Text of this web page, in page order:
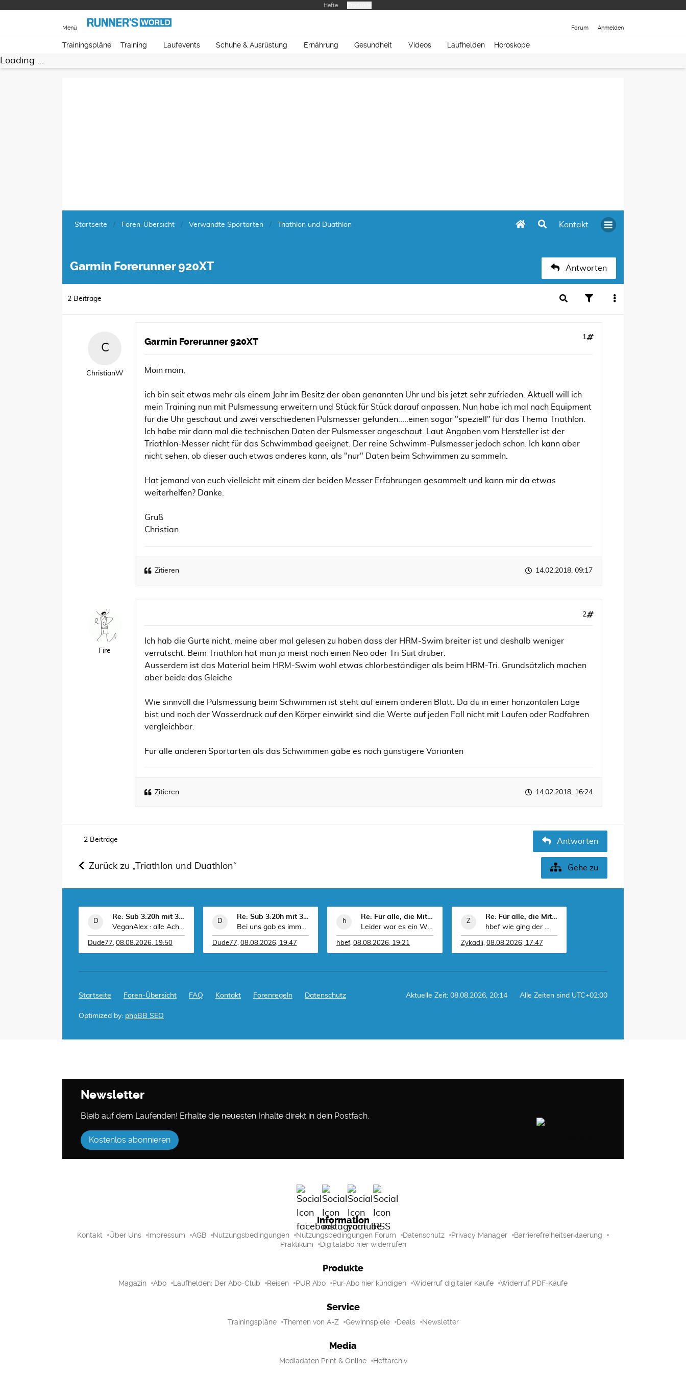
Hefte
Forum Anmelden
Menü
Trainingspläne Training Laufevents Schuhe & Ausrüstung Ernährung Gesundheit Videos Laufhelden Horoskope
Loading ...
Kontakt
Startseite Foren-Übersicht Verwandte Sportarten Triathlon und Duathlon
Garmin Forerunner 920XT Antworten
2 Beiträge
ChristianW
Garmin Forerunner 920XT 1
Moin moin,
ich bin seit etwas mehr als einem Jahr im Besitz der oben genannten Uhr und bis jetzt sehr zufrieden. Aktuell will ich
mein Training nun mit Pulsmessung erweitern und Stück für Stück darauf anpassen. Nun habe ich mal nach Equipment
für die Uhr geschaut und zwei verschiedenen Pulsmesser gefunden.....einen sogar "speziell" für das Thema Triathlon.
Ich habe mir dann mal die technischen Daten der Pulsmesser angeschaut. Laut Angaben vom Hersteller ist der
Triathlon-Messer nicht für das Schwimmbad geeignet. Der reine Schwimm-Pulsmesser jedoch schon. Ich kann aber
nicht sehen, ob dieser auch etwas anderes kann, als "nur" Daten beim Schwimmen zu sammeln.
Hat jemand von euch vielleicht mit einem der beiden Messer Erfahrungen gesammelt und kann mir da etwas
weiterhelfen? Danke.
Gruß
Christian
Zitieren 14.02.2018, 09:17
Fire
2
Ich hab die Gurte nicht, meine aber mal gelesen zu haben dass der HRM-Swim breiter ist und deshalb weniger
verrutscht. Beim Triathlon hat man ja meist noch einen Neo oder Tri Suit drüber.
Ausserdem ist das Material beim HRM-Swim wohl etwas chlorbeständiger als beim HRM-Tri. Grundsätzlich machen
aber beide das Gleiche
Wie sinnvoll die Pulsmessung beim Schwimmen ist steht auf einem anderen Blatt. Da du in einer horizontalen Lage
bist und noch der Wasserdruck auf den Körper einwirkt sind die Werte auf jeden Fall nicht mit Laufen oder Radfahren
vergleichbar.
Für alle anderen Sportarten als das Schwimmen gäbe es noch günstigere Varianten
Zitieren 14.02.2018, 16:24
2 Beiträge Antworten
Zurück zu „Triathlon und Duathlon“ Gehe zu
Re: Sub 3:20h mit 3-4 mal Training die Woche machb
VeganAlex : alle Achtung. Stabile Leistung!!!
Dude77, 08.08.2026, 19:50
Re: Sub 3:20h mit 3-4 mal Training die Woche machb
Bei uns gab es immer zwei Lager. Das eine hat ge
Dude77, 08.08.2026, 19:47
Re: Für alle, die Mittelstrecke laufen (aber auch
Leider war es ein WK zum Vergessen, das schlechtes
hbef, 08.08.2026, 19:21
Re: Für alle, die Mittelstrecke laufen (aber auch
hbef wie ging der WK?
Zykadli, 08.08.2026, 17:47
Startseite Foren-Übersicht FAQ Kontakt Forenregeln Datenschutz Alle Zeiten sind UTC+02:00
Aktuelle Zeit: 08.08.2026, 20:14
Optimized by: phpBB SEO
Newsletter
Bleib auf dem Laufenden! Erhalte die neuesten Inhalte direkt in dein Postfach.
Kostenlos abonnieren
Information
Kontakt Über Uns Impressum AGB Nutzungsbedingungen Nutzungsbedingungen Forum Datenschutz Privacy Manager
Barrierefreiheitserklaerung
Praktikum
Digitalabo hier widerrufen
Produkte
Magazin Abo Laufhelden: Der Abo-Club Reisen PUR Abo Pur-Abo hier kündigen Widerruf digitaler Käufe Widerruf PDF-Käufe
Service
Trainingspläne Themen von A-Z Gewinnspiele Deals Newsletter
Media
Mediadaten Print & Online Heftarchiv